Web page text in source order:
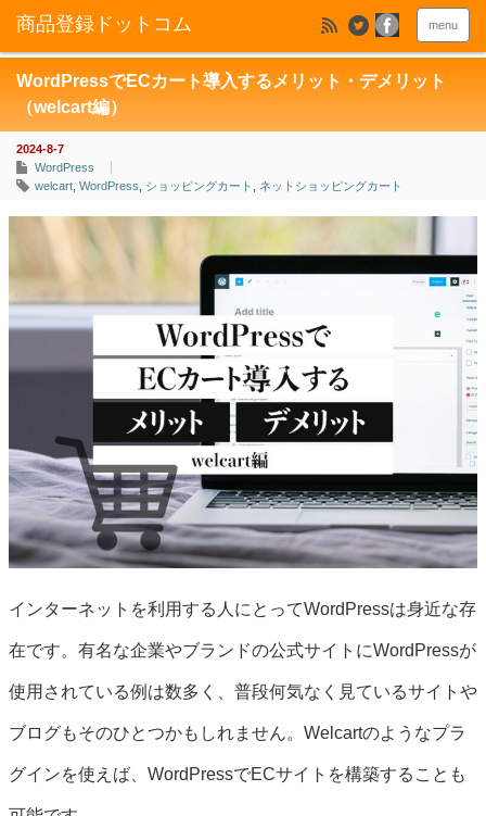
menu
WordPressでECカート導入するメリット・デメリット
（welcart編）
2024-8-7
WordPress
welcart WordPress ショッピングカート ネットショッピングカート
インターネットを利用する人にとってWordPressは身近な存
在です。有名な企業やブランドの公式サイトにWordPressが
使用されている例は数多く、普段何気なく見ているサイトや
ブログもそのひとつかもしれません。Welcartのようなプラ
グインを使えば、WordPressでECサイトを構築することも